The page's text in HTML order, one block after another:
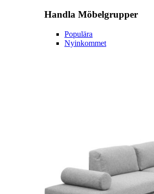
Handla Möbelgrupper
Populära
Nyinkommet